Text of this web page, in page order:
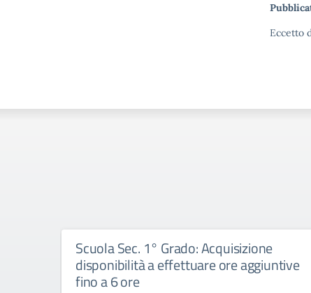
Eccetto
Scuola Sec. 1° Grado: Acquisizione
disponibilità a effettuare ore aggiuntive
fino a 6 ore